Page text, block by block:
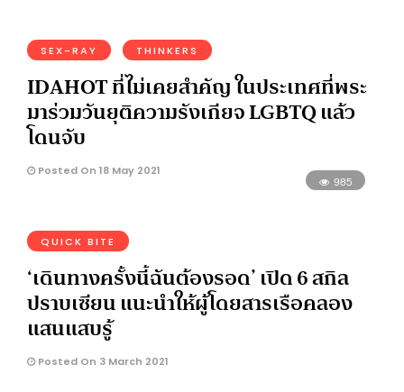
SEX-RAY THINKERS
IDAHOT ที่ไม่เคยสำคัญ ในประเทศที่พระ
มาร่วมวันยุติความรังเกียจ LGBTQ แล้ว
โดนจับ
Posted On 18 May 2021
985
QUICK BITE
‘เดินทางครั้งนี้ฉันต้องรอด’ เปิด 6 สกิล
ปราบเซียน แนะนำให้ผู้โดยสารเรือคลอง
แสนแสบรู้
Posted On 3 March 2021